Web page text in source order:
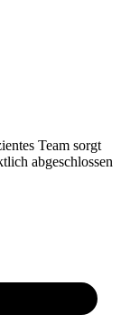
Team sorgt
abgeschlossen